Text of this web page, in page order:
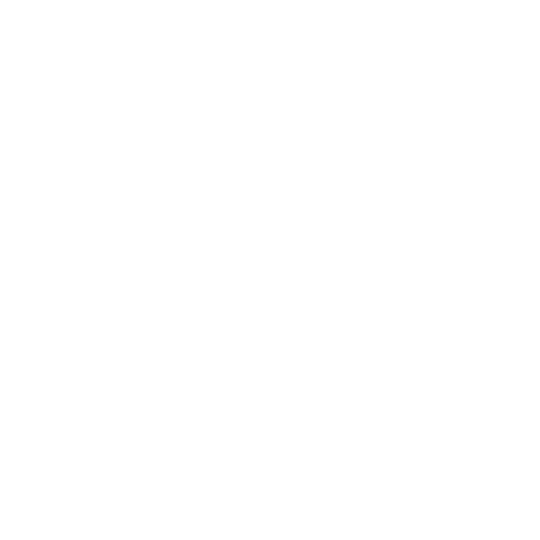
了承ください。
き作成されるも
をご了承くださ
です。
ありません。
です。
ず変更すること
1000ppm以下、
) : 1000ppm、
、
可)を取得する
これらの製造装
通知します。
ムロン制御